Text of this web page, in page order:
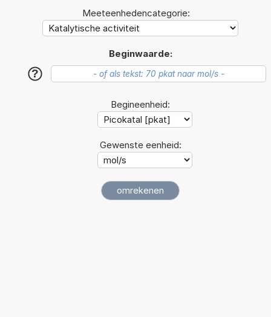
Meeteenhedencategorie:
Beginwaarde:
?
Begineenheid:
Gewenste eenheid: